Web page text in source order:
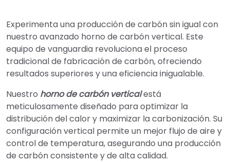
Experimenta una producción de carbón sin igual con
nuestro avanzado horno de carbón vertical. Este
equipo de vanguardia revoluciona el proceso
tradicional de fabricación de carbón, ofreciendo
resultados superiores y una eficiencia inigualable.
Nuestro horno de carbón verticalestá
meticulosamente diseñado para optimizar la
distribución del calor y maximizar la carbonización. Su
configuración vertical permite un mejor flujo de aire y
control de temperatura, asegurando una producción
de carbón consistente y de alta calidad.